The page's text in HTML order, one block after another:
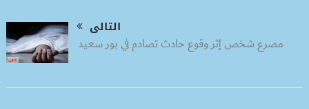
التالى
مصرع شخص إثر وقوع حادث تصادم في بور سعيد